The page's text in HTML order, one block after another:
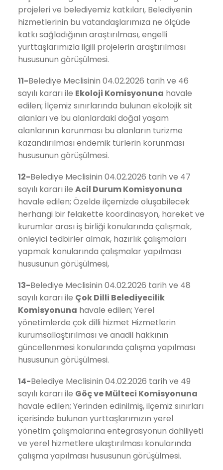
projeleri ve belediyemiz katkıları, Belediyenin
hizmetlerinin bu vatandaşlarımıza ne ölçüde
katkı sağladığının araştırılması, engelli
yurttaşlarımızla ilgili projelerin araştırılması
hususunun görüşülmesi.
11-Belediye Meclisinin 04.02.2026 tarih ve 46
sayılı kararı ile Ekoloji Komisyonuna havale
edilen; İlçemiz sınırlarında bulunan ekolojik sit
alanları ve bu alanlardaki doğal yaşam
alanlarının korunması bu alanların turizme
kazandırılması endemik türlerin korunması
hususunun görüşülmesi.
12-Belediye Meclisinin 04.02.2026 tarih ve 47
sayılı kararı ile Acil DurumKomisyonuna
havale edilen; Özelde ilçemizde oluşabilecek
herhangi bir felakette koordinasyon, hareket ve
kurumlar arası iş birliği konularında çalışmak,
önleyici tedbirler almak, hazırlık çalışmaları
yapmak konularında çalışmalar yapılması
hususunun görüşülmesi,
13-Belediye Meclisinin 04.02.2026 tarih ve 48
sayılı kararı ile Çok Dilli Belediyecilik
Komisyonuna havale edilen; Yerel
yönetimlerde çok dilli hizmet Hizmetlerin
kurumsallaştırılması ve anadil hakkının
güncellenmesi konularında çalışma yapılması
hususunun görüşülmesi.
14-Belediye Meclisinin 04.02.2026 tarih ve 49
sayılı kararı ile Göç ve Mülteci Komisyonuna
havale edilen; Yerinden edinilmiş, ilçemiz sınırları
içerisinde bulunan yurttaşlarımızın yerel
yönetim çalışmalarına entegrasyonun dahiliyeti
ve yerel hizmetlere ulaştırılması konularında
çalışma yapılması hususunun görüşülmesi.